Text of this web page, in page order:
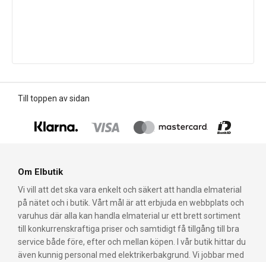
Till toppen av sidan
Om Elbutik
Vi vill att det ska vara enkelt och säkert att handla elmaterial
på nätet och i butik. Vårt mål är att erbjuda en webbplats och
varuhus där alla kan handla elmaterial ur ett brett sortiment
till konkurrenskraftiga priser och samtidigt få tillgång till bra
service både före, efter och mellan köpen. I vår butik hittar du
även kunnig personal med elektrikerbakgrund. Vi jobbar med